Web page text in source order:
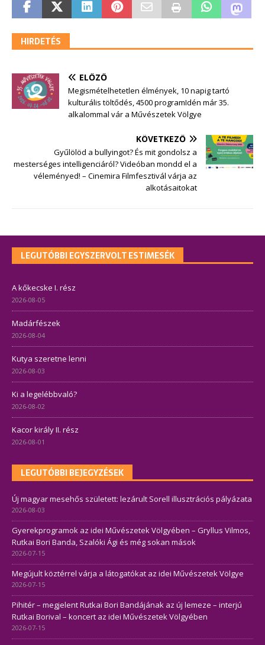
HIRDETÉS
ELŐZŐ
Megismételhetetlen élmények, 10 napig tartó
kulturális töltődés, 4500 programIdén már 35.
alkalommal vár a Művészetek Völgye
KÖVETKEZŐ
Gyűlölöd a bullyingot? És mit gondolsz a
mesterséges intelligenciáról? Videóban mondd el a
véleményed! – Cinemira Filmfesztivál várja az
alkotásaitokat
LEGUTÓBBI EGYSZERVOLT ESTIMESÉK
A kőkecske I. rész
2026-08-05
Madárfészek
2026-08-04
Kutya szeretne lenni
2026-08-03
Ki a legelébbvaló?
2026-08-02
Kacor király II. rész
2026-08-01
LEGUTÓBBI BEJEGYZÉSEK
Új magyar mesehős született: lezárult Sorell illusztrációs pályázata
2026-08-03
Gyerekprogramok az idei Művészetek Völgyében – Gryllus Vilmos,
Rutkai Bori Banda, Szalóki Ági és még sokan mások
2026-07-15
Megújult köztérrel várja a látogatókat az idei Művészetek Völgye
2026-07-15
Pihitér – megjelent Rutkai Bori Bandájának az új lemeze – interjú
Rutkai Borival – koncert az idei Művészetek Völgyében
2026-07-15